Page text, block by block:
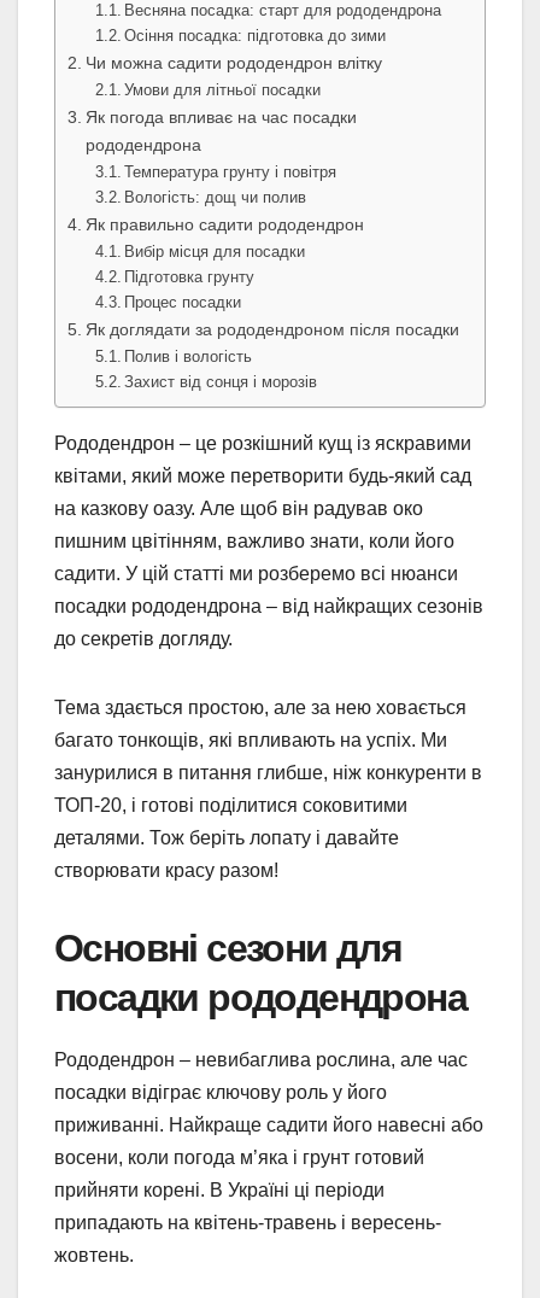
Весняна посадка: старт для рододендрона
Осіння посадка: підготовка до зими
Чи можна садити рододендрон влітку
Умови для літньої посадки
Як погода впливає на час посадки
рододендрона
Температура грунту і повітря
Вологість: дощ чи полив
Як правильно садити рододендрон
Вибір місця для посадки
Підготовка грунту
Процес посадки
Як доглядати за рододендроном після посадки
Полив і вологість
Захист від сонця і морозів
Рододендрон – це розкішний кущ із яскравими
квітами, який може перетворити будь-який сад
на казкову оазу. Але щоб він радував око
пишним цвітінням, важливо знати, коли його
садити. У цій статті ми розберемо всі нюанси
посадки рододендрона – від найкращих сезонів
до секретів догляду.
Тема здається простою, але за нею ховається
багато тонкощів, які впливають на успіх. Ми
занурилися в питання глибше, ніж конкуренти в
ТОП-20, і готові поділитися соковитими
деталями. Тож беріть лопату і давайте
створювати красу разом!
Основні сезони для
посадки рододендрона
Рододендрон – невибаглива рослина, але час
посадки відіграє ключову роль у його
приживанні. Найкраще садити його навесні або
восени, коли погода м’яка і грунт готовий
прийняти корені. В Україні ці періоди
припадають на квітень-травень і вересень-
жовтень.